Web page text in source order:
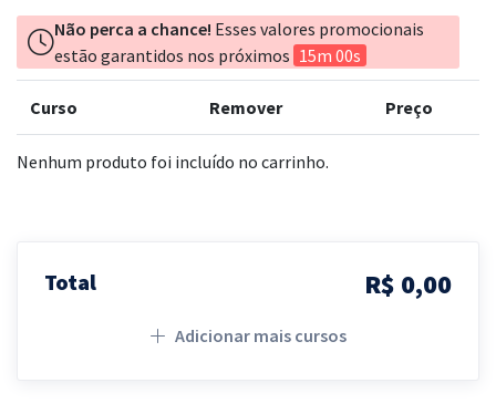
Não perca a chance! Esses valores promocionais
estão garantidos nos próximos 15m 00s
Curso Remover Preço
Nenhum produto foi incluído no carrinho.
Total R$ 0,00
Adicionar mais cursos